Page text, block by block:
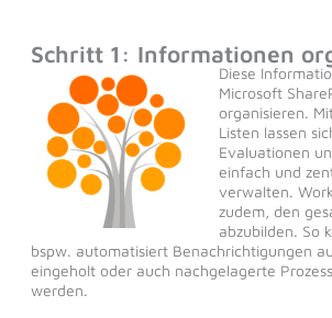
Schritt 1: Informationen
Diese
Microsoft
organisieren.
Listen lassen
Evaluationen
einfach und
verwalten.
zudem, den
abzubilden. So
bspw. automatisiert Benachrichtigungen
eingeholt oder auch nachgelagerte
werden.